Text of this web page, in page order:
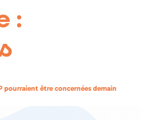
:
pourraient être concernées demain